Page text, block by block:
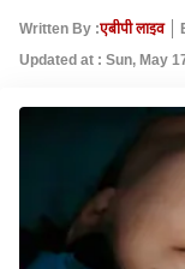
Written By :एबीपी लाइव
Updated at : Sun, May